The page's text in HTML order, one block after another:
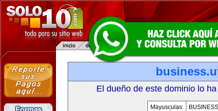
El dueño de este dominio lo
Mayusculas: